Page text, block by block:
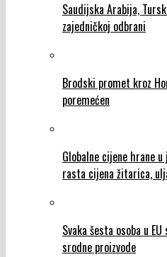
Saudijska Arabija,
zajedničkoj odbrani
Brodski promet kroz
poremećen
Globalne cijene hrane
rasta cijena žitarica,
Svaka šesta osoba u
srodne proizvode